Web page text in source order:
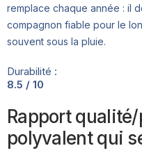
remplace chaque année : il
compagnon fiable pour le
souvent sous la pluie.
Durabilité :
8.5 / 10
Rapport
polyvalent qui